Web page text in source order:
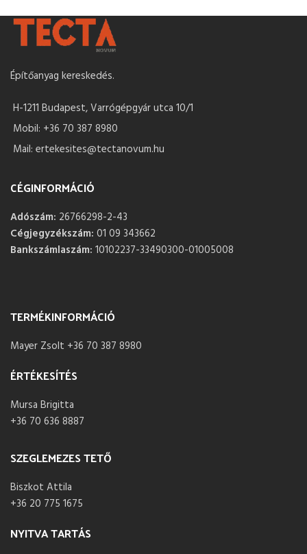
Építőanyag kereskedés.
H-1211 Budapest, Varrógépgyár utca 10/1
Mobil: +36 70 387 8980
Mail: ertekesites@tectanovum.hu
CÉGINFORMÁCIÓ
Adószám: 26766298-2-43
Cégjegyzékszám: 01 09 343662
Bankszámlaszám: 10102237-33490300-01005008
TERMÉKINFORMÁCIÓ
Mayer Zsolt +36 70 387 8980
ÉRTÉKESÍTÉS
Mursa Brigitta
+36 70 636 8887
SZEGLEMEZES TETŐ
Biszkot Attila
+36 20 775 1675
NYITVA TARTÁS